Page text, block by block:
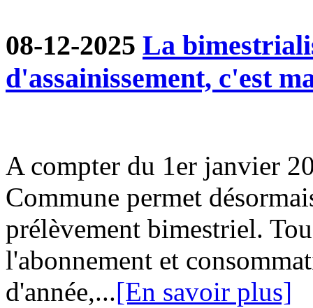
08-12-2025 La
d'assainissement, c'est
A compter du 1er janvier
Commune permet
prélèvement bimestriel.
l'abonnement et
d'année,...[En savoir plus]